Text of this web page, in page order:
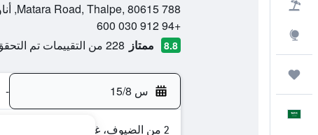
788 Matara Road, Thalpe, 80615, أناواتونا, Southern, سريلانكا
+94 912 030 600
8.8 ممتاز 228 من التقييمات تم التحقق منها
س 15/8 -
2 من الضيوف، غرفة واحدة